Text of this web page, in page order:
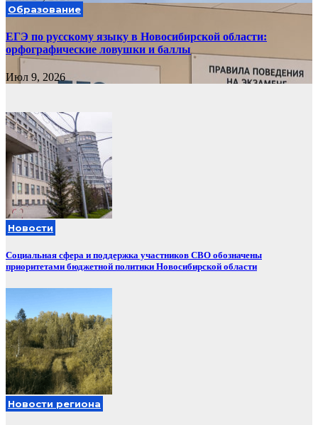
Образование
ЕГЭ по русскому языку в Новосибирской области:
орфографические ловушки и баллы
Июл 9, 2026
Новости
Социальная сфера и поддержка участников СВО обозначены
приоритетами бюджетной политики Новосибирской области
Новости региона